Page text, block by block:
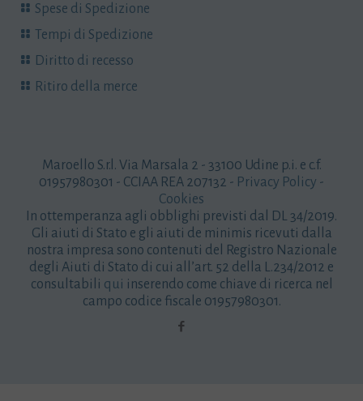
Spese di Spedizione
Tempi di Spedizione
Diritto di recesso
Ritiro della merce
Maroello S.r.l. Via Marsala 2 - 33100 Udine p.i. e c.f.
01957980301 - CCIAA REA 207132 - Privacy Policy -
Cookies
In ottemperanza agli obblighi previsti dal DL 34/2019.
Gli aiuti di Stato e gli aiuti de minimis ricevuti dalla
nostra impresa sono contenuti del Registro Nazionale
degli Aiuti di Stato di cui all’art. 52 della L.234/2012 e
consultabili qui inserendo come chiave di ricerca nel
campo codice fiscale 01957980301.